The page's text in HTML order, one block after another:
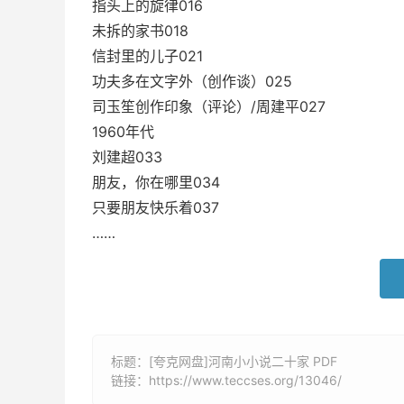
指头上的旋律016
未拆的家书018
信封里的儿子021
功夫多在文字外（创作谈）025
司玉笙创作印象（评论）/周建平027
1960年代
刘建超033
朋友，你在哪里034
只要朋友快乐着037
……
标题：[夸克网盘]河南小小说二十家 PDF
链接： https://www.teccses.org/13046/